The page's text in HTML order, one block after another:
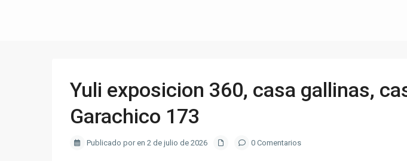
Yuli exposicion 360, casa gallinas,
Garachico 173
Publicado por en 2 de julio de 2026 0 Comentarios